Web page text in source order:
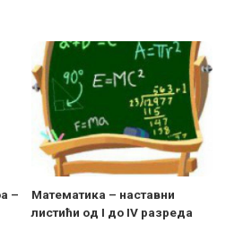
–
Математика – наставни
листићи од I до IV разреда